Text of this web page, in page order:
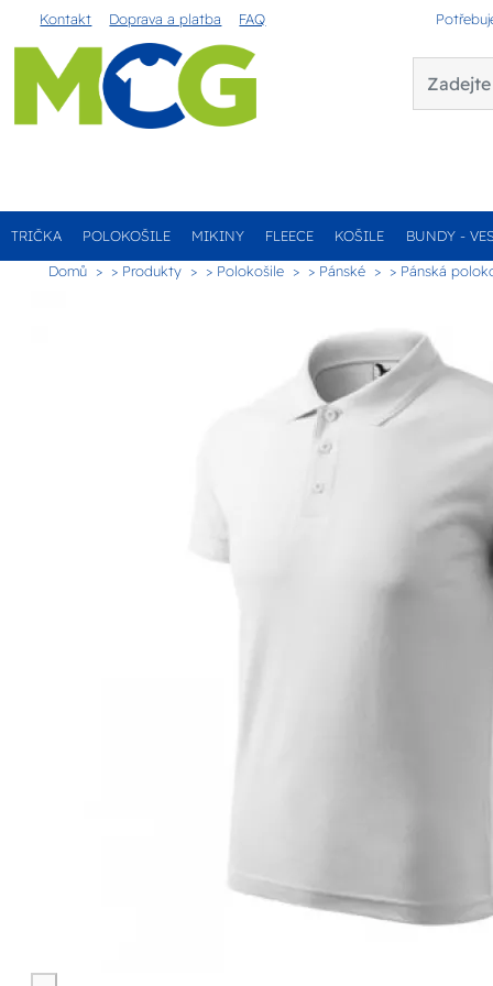
Kontakt Doprava a platba FAQ
TRIČKA POLOKOŠILE MIKINY FLEECE KOŠILE BUNDY -
Domů > Produkty > Polokošile > Pánské > Pánská